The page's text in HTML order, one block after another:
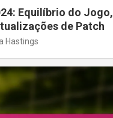
Equilíbrio do
de Patch
Hastings